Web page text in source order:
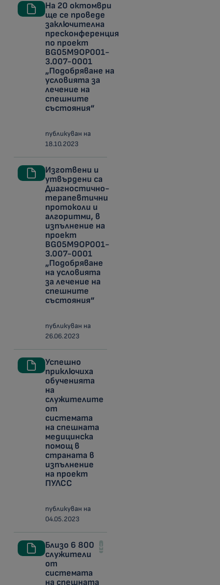
На 20 октомври
ще се проведе
заключителна
пресконференция
по проект
BG05M9OP001-
3.007-0001
„Подобряване на
условията за
лечение на
спешните
състояния“
публикуван на
18.10.2023
Изготвени и
утвърдени са
Диагностично-
терапевтични
протоколи и
алгоритми, в
изпълнение на
проект
BG05M9OP001-
3.007-0001
„Подобряване
на условията
за лечение на
спешните
състояния“
публикуван на
26.06.2023
Успешно
приключиха
обученията
на
служителите
от
системата
на спешната
медицинска
помощ в
страната в
изпълнение
на проект
ПУЛСС
публикуван на
04.05.2023
Близо 6 800
служители
от
системата
на спешната